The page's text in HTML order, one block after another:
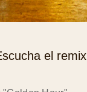
el remix